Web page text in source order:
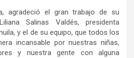
agradeció el gran trabajo de su
Salinas Valdés, presidenta
y el de su equipo, que todos los
incansable por nuestras niñas,
y nuestra gente con alguna